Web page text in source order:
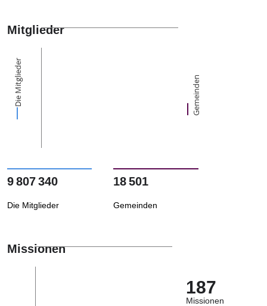
Mitglieder
Die Mitglieder Gemeinden
9 807 340
Die Mitglieder
18 501
Gemeinden
Missionen
187
Missionen